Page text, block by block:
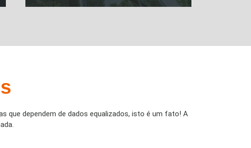
que dependem de dados equalizados, isto é um fato! A